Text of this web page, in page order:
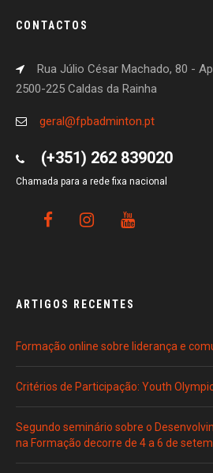
CONTACTOS
Rua Júlio César Machado, 80 -
2500-225 Caldas da Rainha
geral@fpbadminton.pt
(+351) 262 839020
Chamada para a rede fixa nacional
ARTIGOS RECENTES
Formação online sobre liderança e
Critérios de Participação: Youth
Segundo seminário sobre o
na Formação decorre de 4 a 6 de